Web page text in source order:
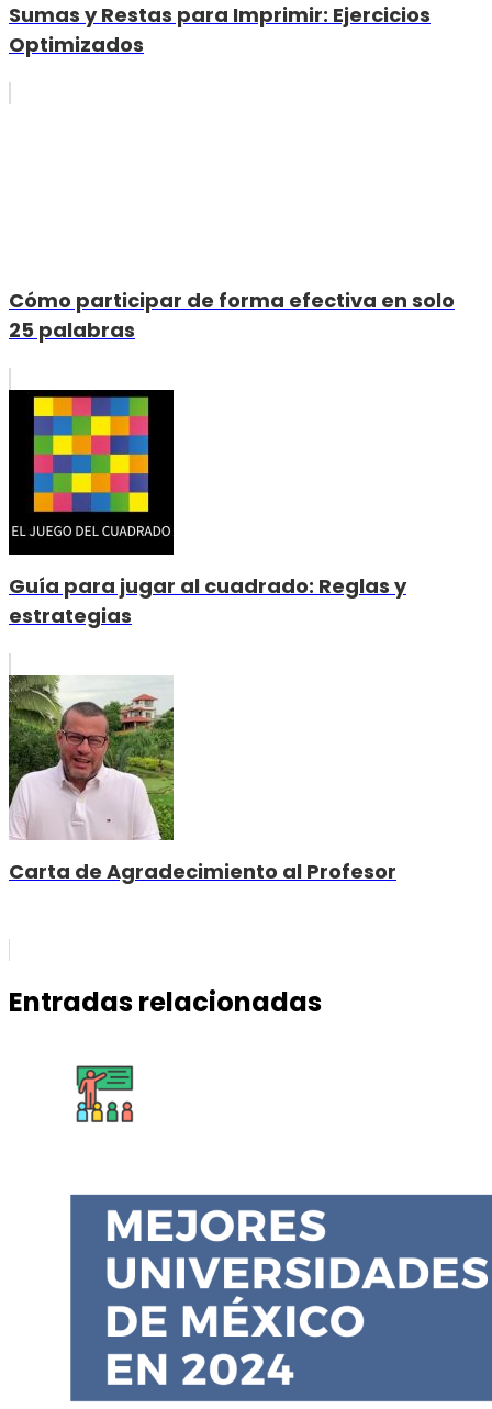
Sumas y Restas para Imprimir: Ejercicios
Optimizados
Cómo participar de forma efectiva en solo
25 palabras
Guía para jugar al cuadrado: Reglas y
estrategias
Carta de Agradecimiento al Profesor
Entradas relacionadas